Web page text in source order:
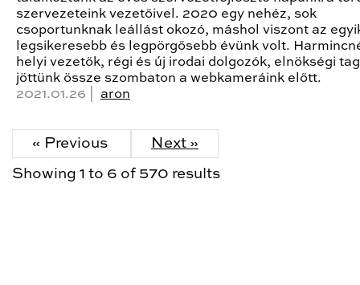
szervezeteink vezetőivel. 2020 egy nehéz, sok
csoportunknak leállást okozó, máshol viszont az
legsikeresebb és legpörgősebb évünk volt.
helyi vezetők, régi és új irodai dolgozók, elnökségi
jöttünk össze szombaton a webkameráink előtt.
2021.01.26 | aron
« Previous Next »
Showing 1 to 6 of 570 results